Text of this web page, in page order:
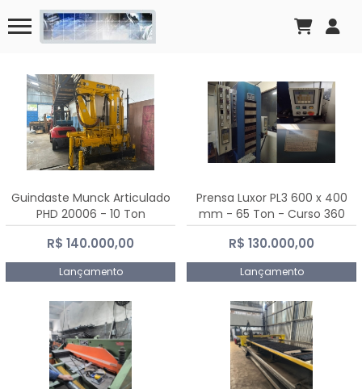
Guindaste Munck Articulado
PHD 20006 - 10 Ton
R$ 140.000,00
Lançamento
Prensa Luxor PL3 600 x 400
mm - 65 Ton - Curso 360
mm
R$ 130.000,00
Lançamento